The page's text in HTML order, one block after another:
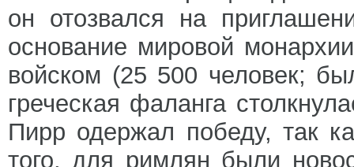
он отозвался на
основание мировой
войском (25 500 человек;
греческая фаланга
Пирр одержал победу, так
того, для римлян были